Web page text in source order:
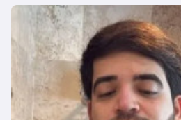
მიმცემების და
საკუთარი ქვეყნის საზიანოდაც
მიიღონ დავალებები და ისინი
მმართველობა, ციხიდან
ექსპრეზიდენტის აუდიო
ნადირაძის წერილები - ასე
მოძრაობის" ყრილობა, სადაც
მმართველობის საბჭოს
ფავლენიშვილი აირჩიეს.